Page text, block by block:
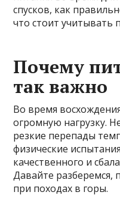
спусков, как
что стоит учитывать
Почему
так важно
Во время
огромную нагрузку.
резкие перепады
физические
качественного и
Давайте разберемся,
при походах в горы.